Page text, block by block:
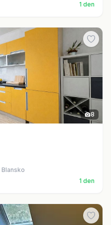
1 den
8
1 den